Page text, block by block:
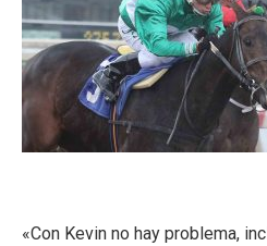
«Con Kevin no hay problema,